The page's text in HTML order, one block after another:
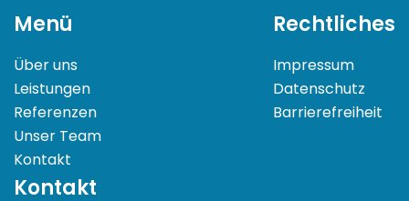
Menü
Über uns
Leistungen
Referenzen
Unser Team
Kontakt
Rechtliches
Impressum
Datenschutz
Barrierefreiheit
Kontakt